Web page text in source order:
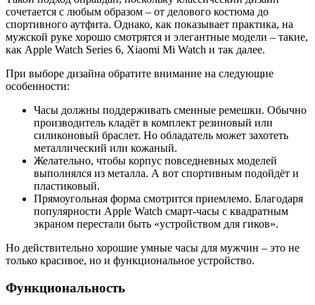
сочетается с любым образом – от делового костюма до
спортивного аутфита. Однако, как показывает практика, на
мужской руке хорошо смотрятся и элегантные модели – такие,
как Apple Watch Series 6, Xiaomi Mi Watch и так далее.
При выборе дизайна обратите внимание на следующие
особенности:
Часы должны поддерживать сменные ремешки. Обычно
производитель кладёт в комплект резиновый или
силиконовый браслет. Но обладатель может захотеть
металлический или кожаный.
Желательно, чтобы корпус повседневных моделей
выполнялся из металла. А вот спортивным подойдёт и
пластиковый.
Прямоугольная форма смотрится приемлемо. Благодаря
популярности Apple Watch смарт-часы с квадратным
экраном перестали быть «устройством для гиков».
Но действительно хорошие умные часы для мужчин – это не
только красивое, но и функциональное устройство.
Функциональность